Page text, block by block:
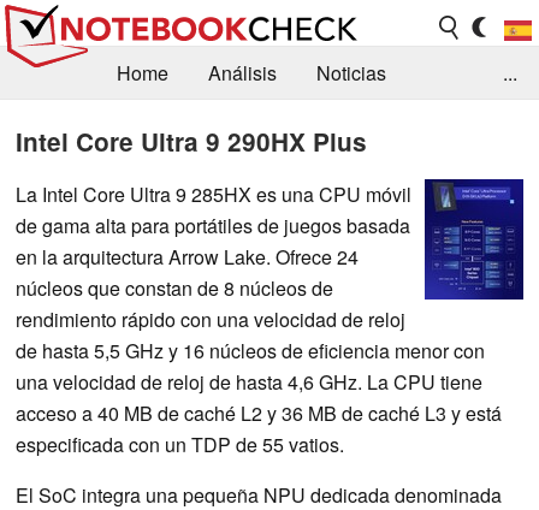
Home Análisis
Noticias
Contacto
...
Intel Core Ultra 9 290HX Plus
La Intel Core Ultra 9 285HX es una CPU móvil
de gama alta para portátiles de juegos basada
en la arquitectura Arrow Lake. Ofrece 24
núcleos que constan de 8 núcleos de
rendimiento rápido con una velocidad de reloj
de hasta 5,5 GHz y 16 núcleos de eficiencia menor con
una velocidad de reloj de hasta 4,6 GHz. La CPU tiene
acceso a 40 MB de caché L2 y 36 MB de caché L3 y está
especificada con un TDP de 55 vatios.
El SoC integra una pequeña NPU dedicada denominada